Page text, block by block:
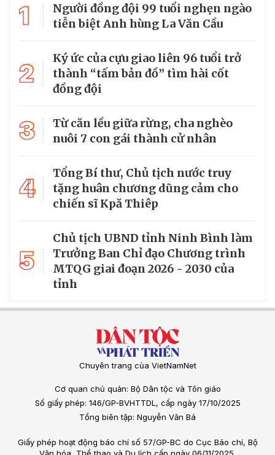
1
Người đồng đội 99 tuổi nghẹn ngào
tiễn biệt Anh hùng La Văn Cầu
2
Ký ức của cựu giao liên 96 tuổi trở
thành “tấm bản đồ” tìm hài cốt
đồng đội
3
Từ căn lều giữa rừng, cha nghèo
nuôi 7 con gái thành cử nhân
4
Tổng Bí thư, Chủ tịch nước truy
tặng huân chương dũng cảm cho
chiến sĩ Kpă Thiêp
5
Chủ tịch UBND tỉnh Ninh Bình làm
Trưởng Ban Chỉ đạo Chương trình
MTQG giai đoạn 2026 - 2030 của
tỉnh
Chuyên trang của VietNamNet
Cơ quan chủ quản: Bộ Dân tộc và Tôn giáo
Số giấy phép: 146/GP-BVHTTDL, cấp ngày 17/10/2025
Tổng biên tập: Nguyễn Văn Bá
Giấy phép hoạt động báo chí số 57/GP-BC do Cục Báo chí, Bộ